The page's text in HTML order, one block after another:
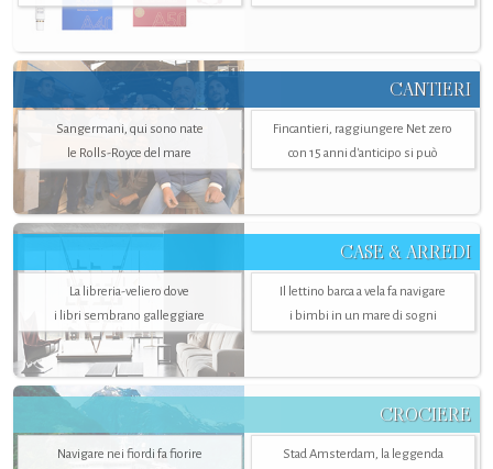
CANTIERI
Sangermani, qui sono nate
le Rolls-Royce del mare
Fincantieri, raggiungere Net zero
con 15 anni d'anticipo si può
CASE & ARREDI
La libreria-veliero dove
i libri sembrano galleggiare
Il lettino barca a vela fa navigare
i bimbi in un mare di sogni
CROCIERE
Navigare nei fiordi fa fiorire
Stad Amsterdam, la leggenda